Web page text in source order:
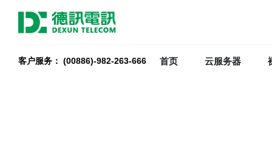
客户服务： (00886)-982-263-666 首页 云服务器